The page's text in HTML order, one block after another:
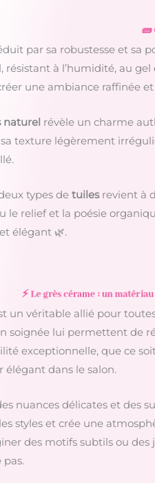
🧱
par sa robustesse et sa
résistant à l’humidité, au
une ambiance raffinée
naturel révèle un charme
texture légèrement
types de tuilesrevient à
le relief et la poésie
élégant 🌿.
⚡ Le grès cérame : un
un véritable allié pour
soignée lui permettent de
exceptionnelle, que ce
élégant dans le salon.
nuances délicates et des
styles et crée une
des motifs subtils ou
pas.